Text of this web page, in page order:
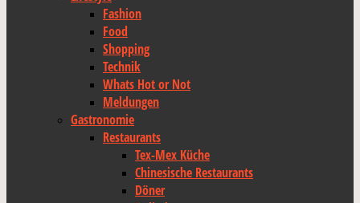
Fashion
Food
Shopping
Technik
Whats Hot or Not
Meldungen
Gastronomie
Restaurants
Tex-Mex Küche
Chinesische Restaurants
Döner